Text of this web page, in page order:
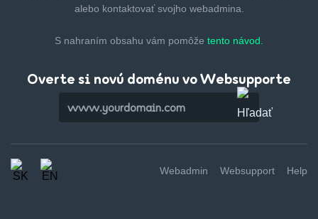
alebo kontaktovať svojho webadmina.
S nahraním obsahu vám pomôže tento návod.
Overte si novú doménu vo Websupporte
Webadmin Websupport Help